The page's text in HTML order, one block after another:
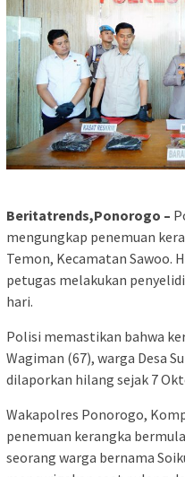
Beritatrends,Ponorogo –
mengungkap penemuan
Temon, Kecamatan Sawoo.
petugas melakukan
hari.
Polisi memastikan bahwa
Wagiman (67), warga Desa
dilaporkan hilang sejak 7
Wakapolres Ponorogo,
penemuan kerangka
seorang warga bernama